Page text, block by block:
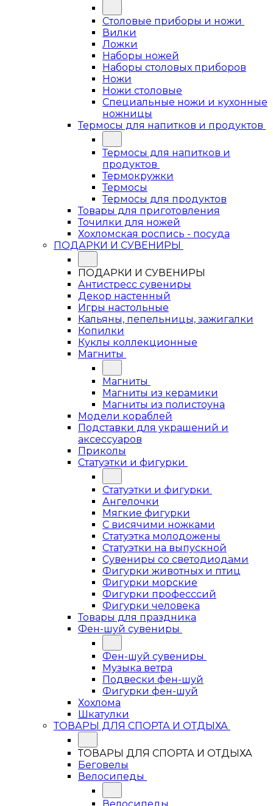
Столовые приборы и ножи
Вилки
Ложки
Наборы ножей
Наборы столовых приборов
Ножи
Ножи столовые
Специальные ножи и кухонные
ножницы
Термосы для напитков и продуктов
Термосы для напитков и
продуктов
Термокружки
Термосы
Термосы для продуктов
Товары для приготовления
Точилки для ножей
Хохломская роспись - посуда
ПОДАРКИ И СУВЕНИРЫ
ПОДАРКИ И СУВЕНИРЫ
Антистресс сувениры
Декор настенный
Игры настольные
Кальяны, пепельницы, зажигалки
Копилки
Куклы коллекционные
Магниты
Магниты
Магниты из керамики
Магниты из полистоуна
Модели кораблей
Подставки для украшений и
аксессуаров
Приколы
Статуэтки и фигурки
Статуэтки и фигурки
Ангелочки
Мягкие фигурки
С висячими ножками
Статуэтка молодожены
Статуэтки на выпускной
Сувениры со светодиодами
Фигурки животных и птиц
Фигурки морские
Фигурки професссий
Фигурки человека
Товары для праздника
Фен-шуй сувениры
Фен-шуй сувениры
Музыка ветра
Подвески фен-шуй
Фигурки фен-шуй
Хохлома
Шкатулки
ТОВАРЫ ДЛЯ СПОРТА И ОТДЫХА
ТОВАРЫ ДЛЯ СПОРТА И ОТДЫХА
Беговелы
Велосипеды